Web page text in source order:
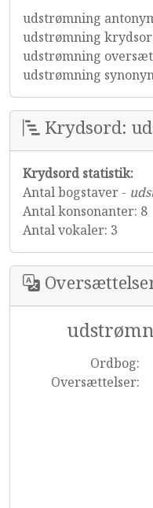
udstrømning
udstrømning
udstrømning
udstrømning
Krydsord:
Krydsord statistik:
Antal bogstaver -
Antal konsonanter: 8
Antal vokaler: 3
Ordbog:
Oversættelser: